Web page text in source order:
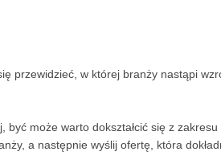
przewidzieć, w której branży nastąpi
być może warto dokształcić się z zakresu
a następnie wyślij ofertę, która